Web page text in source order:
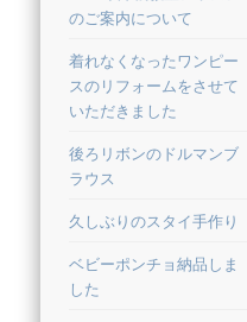
のご案内について
着れなくなったワンピー
スのリフォームをさせて
いただきました
後ろリボンのドルマンブ
ラウス
久しぶりのスタイ手作り
ベビーポンチョ納品しま
した